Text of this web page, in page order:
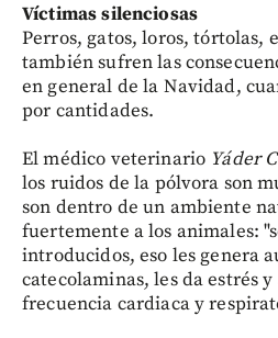
Víctimas silenciosas
Perros, gatos, loros, tórtolas,
también sufren las
en general de la Navidad,
por cantidades.
El médico veterinario Yáder
los ruidos de la pólvora son
son dentro de un ambiente
fuertemente a los animales:
introducidos, eso les genera
catecolaminas, les da estrés
frecuencia cardiaca y